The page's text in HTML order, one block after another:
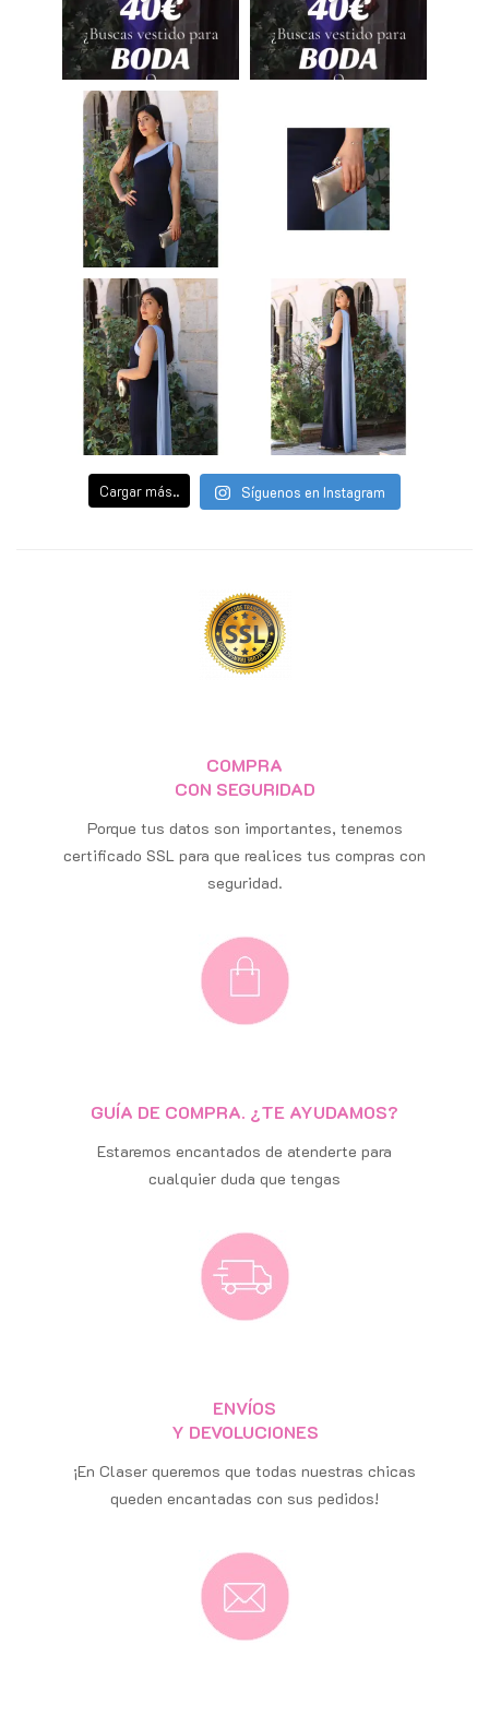
Cargar más.. Síguenos en Instagram
COMPRA
CON SEGURIDAD
Porque tus datos son importantes, tenemos
certificado SSL para que realices tus compras con
seguridad.
GUÍA DE COMPRA. ¿TE AYUDAMOS?
Estaremos encantados de atenderte para
cualquier duda que tengas
ENVÍOS
Y DEVOLUCIONES
¡En Claser queremos que todas nuestras chicas
queden encantadas con sus pedidos!